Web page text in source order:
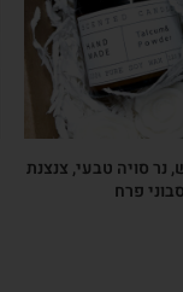
נר סויה טבעי, צנצנת
פרח